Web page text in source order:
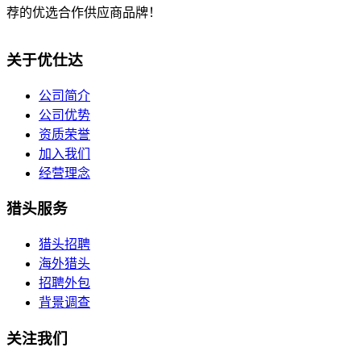
荐的优选合作供应商品牌！
关于优仕达
公司简介
公司优势
资质荣誉
加入我们
经营理念
猎头服务
猎头招聘
海外猎头
招聘外包
背景调查
关注我们